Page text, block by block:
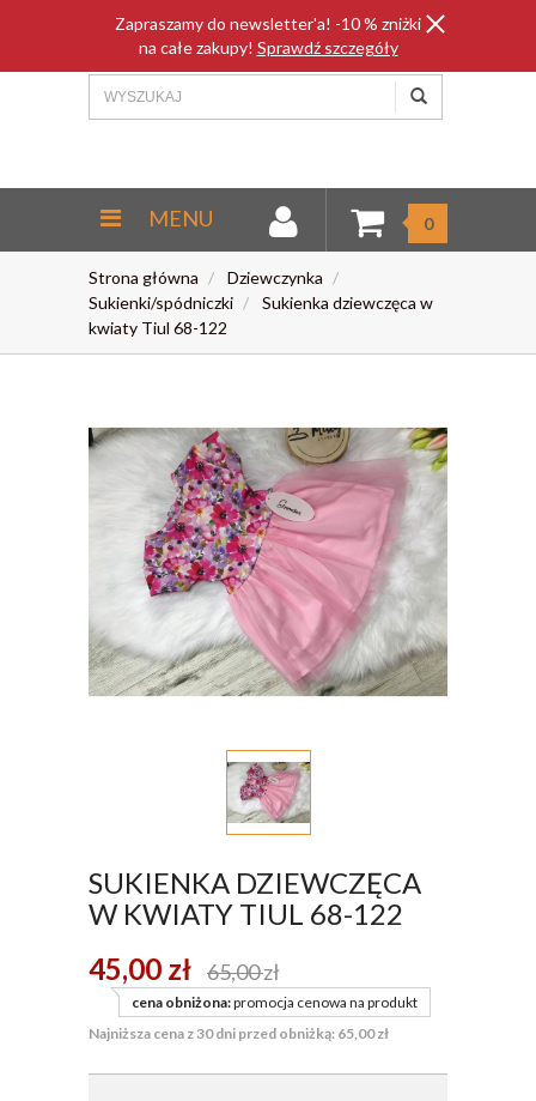
Zapraszamy do newsletter'a! -10 % zniżki
na całe zakupy! Sprawdź szczegóły
MENU 0
Strona główna
Dziewczynka
Sukienki/spódniczki
Sukienka dziewczęca w
kwiaty Tiul 68-122
SUKIENKA DZIEWCZĘCA
W KWIATY TIUL 68-122
45,00 zł 65,00zł
cena obniżona:promocja cenowa na produkt
Najniższa cena z 30 dni przed obniżką: 65,00 zł